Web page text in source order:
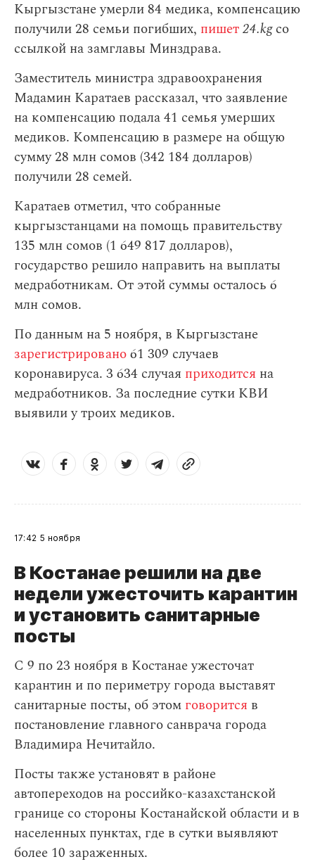
Кыргызстане умерли 84 медика, компенсацию
получили 28 семьи погибших, пишет24.kgсо
ссылкой на замглавы Минздрава.
Заместитель министра здравоохранения
Мадамин Каратаев рассказал, что заявление
на компенсацию подала 41 семья умерших
медиков. Компенсацию в размере на общую
сумму 28 млн сомов (342 184 долларов)
получили 28 семей.
Каратаев отметил, что собранные
кыргызстанцами на помощь правительству
135 млн сомов (1 649 817 долларов),
государство решило направить на выплаты
медработникам. От этой суммы осталось 6
млн сомов.
По данным на 5 ноября, в Кыргызстане
зарегистрировано61 309 случаев
коронавируса. 3 634 случая приходится на
медработников. За последние сутки КВИ
выявили у троих медиков.
17:42 5 ноября
В Костанае решили на две
недели ужесточить карантин
и установить санитарные
посты
С 9 по 23 ноября в Костанае ужесточат
карантин и по периметру города выставят
санитарные посты, об этом говорится в
постановление главного санврача города
Владимира Нечитайло.
Посты также установят в районе
автопереходов на российко-казахстанской
границе со стороны Костанайской области и в
населенных пунктах, где в сутки выявляют
более 10 зараженных.